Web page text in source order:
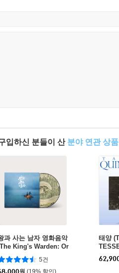
입하신 분들이 산 분야 연관 상품
과 사는 남자 영화음악
King's Warden: Or
iginal Motion Picture S
Music By 달
5건
원 (19% 할인)
태양